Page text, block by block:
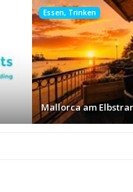
Essen, Trinken
Mallorca am